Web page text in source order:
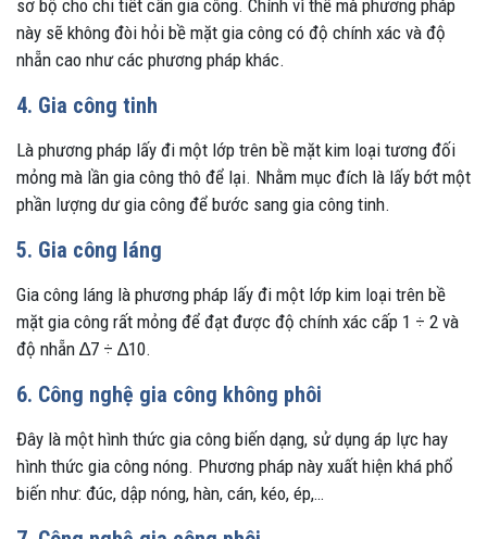
sơ bộ cho chi tiết cần gia công. Chính vì thế mà phương pháp
này sẽ không đòi hỏi bề mặt gia công có độ chính xác và độ
nhẵn cao như các phương pháp khác.
4. Gia công tinh
Là phương pháp lấy đi một lớp trên bề mặt kim loại tương đối
mỏng mà lần gia công thô để lại. Nhằm mục đích là lấy bớt một
phần lượng dư gia công để bước sang gia công tinh.
5. Gia công láng
Gia công láng là phương pháp lấy đi một lớp kim loại trên bề
mặt gia công rất mỏng để đạt được độ chính xác cấp 1 ÷ 2 và
độ nhẵn ∆7 ÷ ∆10.
6. Công nghệ gia công không phôi
Đây là một hình thức gia công biến dạng, sử dụng áp lực hay
hình thức gia công nóng. Phương pháp này xuất hiện khá phổ
biến như: đúc, dập nóng, hàn, cán, kéo, ép,…